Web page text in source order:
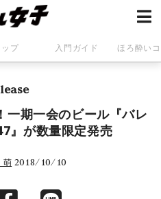
ップ 入門ガイド ほろ酔い
一期一会のビール『バレ
』が数量限定発売
萌 2018/10/10